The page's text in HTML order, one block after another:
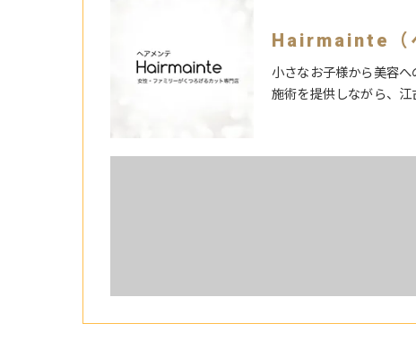
Hairmainte（
小さなお子様から美容
施術を提供しながら、江